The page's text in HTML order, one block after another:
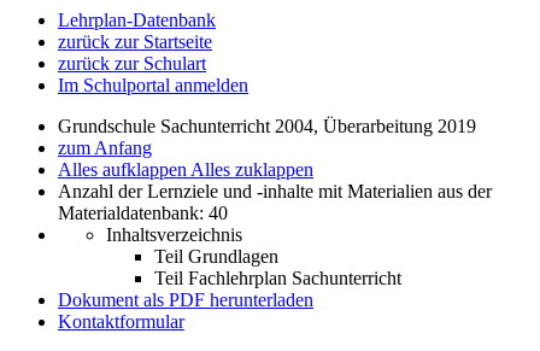
Lehrplan-Datenbank
zurück zur Startseite
zurück zur Schulart
Im Schulportal anmelden
Grundschule Sachunterricht 2004, Überarbeitung 2019
zum Anfang
Alles aufklappen Alles zuklappen
Anzahl der Lernziele und -inhalte mit Materialien aus der
Materialdatenbank: 40
Inhaltsverzeichnis
Teil Grundlagen
Teil Fachlehrplan Sachunterricht
Dokument als PDF herunterladen
Kontaktformular